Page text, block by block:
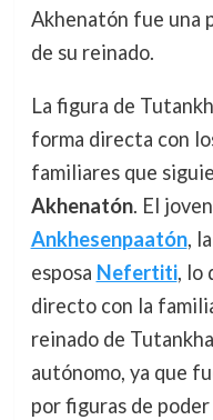
Akhenatón fue una
de su reinado.
La figura de
forma directa con
familiares que
Akhenatón. El
Ankhesenpaatón,
esposa Nefertiti, lo
directo con la
reinado de
autónomo, ya que
por figuras de